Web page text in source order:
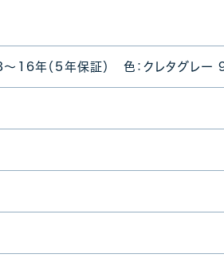
～16年（5年保証） 色：クレタグレ